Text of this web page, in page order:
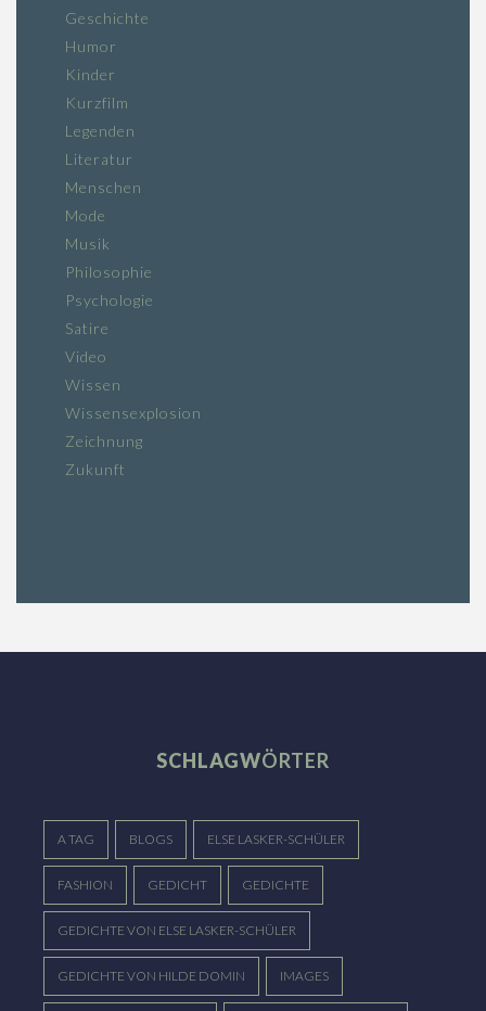
Geschichte
Humor
Kinder
Kurzfilm
Legenden
Literatur
Menschen
Mode
Musik
Philosophie
Psychologie
Satire
Video
Wissen
Wissensexplosion
Zeichnung
Zukunft
SCHLAGWÖRTER
A TAG BLOGS ELSE LASKER-SCHÜLER
FASHION GEDICHT GEDICHTE
GEDICHTE VON ELSE LASKER-SCHÜLER
GEDICHTE VON HILDE DOMIN IMAGES